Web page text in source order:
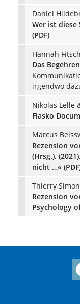
Daniel
Wer ist diese
(PDF)
Hannah Fitsch
Das
irgendwo
Nikolas Lelle
Fiasko
Marcus
Rezension
(Hrsg.).
nicht …«
Thierry
Rezension
Psychology